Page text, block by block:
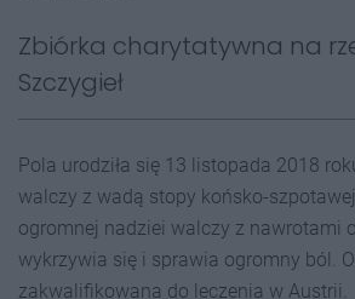
Zbiórka charytatywna na
Szczygieł
Pola urodziła się 13 listopada 2018
walczy z wadą stopy końsko-
ogromnej nadziei walczy z nawrotami
wykrzywia się i sprawia ogromny ból.
zakwalifikowana do leczenia w Austrii.